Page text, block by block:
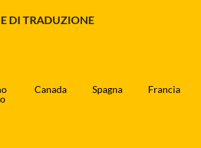
DI TRADUZIONE
Canada Spagna Francia